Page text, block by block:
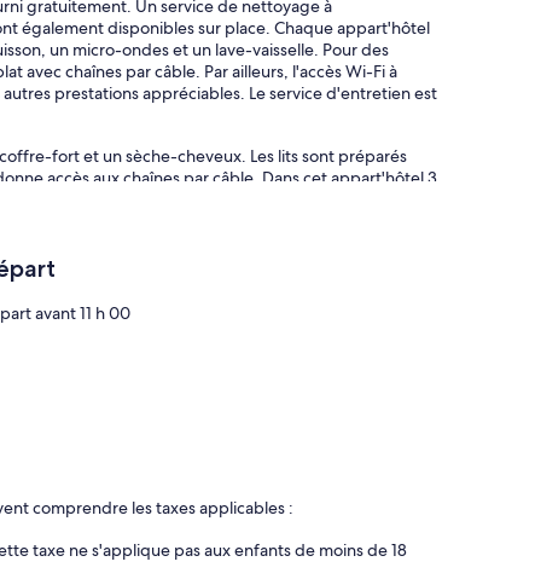
gratuitement. Un service de nettoyage à
également disponibles sur place. Chaque appart'hôtel
un micro-ondes et un lave-vaisselle. Pour des
avec chaînes par câble. Par ailleurs, l'accès Wi-Fi à
prestations appréciables. Le service d'entretien est
fort et un sèche-cheveux. Les lits sont préparés
accès aux chaînes par câble. Dans cet appart'hôtel 3
bureaux et un téléphone sont également disponibles.
avant 11 h 00
comprendre les taxes applicables :
taxe ne s'applique pas aux enfants de moins de 18